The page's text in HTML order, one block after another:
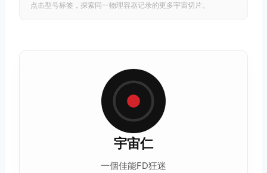
点击型号标签，探索同一物理容器记录的更多宇宙切片。
宇宙仁
一個佳能FD狂迷